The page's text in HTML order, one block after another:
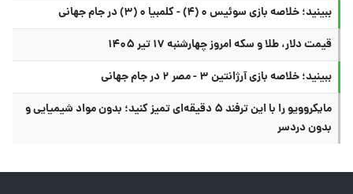
ببینید؛ خلاصه بازی سوئیس ۰ (۴) - کلمبیا ۰ (۳) در جام جهانی
قیمت دلار، طلا و سکه امروز چهارشنبه ۱۷ تیر ۱۴۰۵
ببینید؛ خلاصه بازی آرژانتین ۳ - مصر ۲ در جام جهانی
مایکروویو را با این ترفند ۵ دقیقه‌ای تمیز کنید؛ بدون مواد شیمیایی و
بدون دردسر